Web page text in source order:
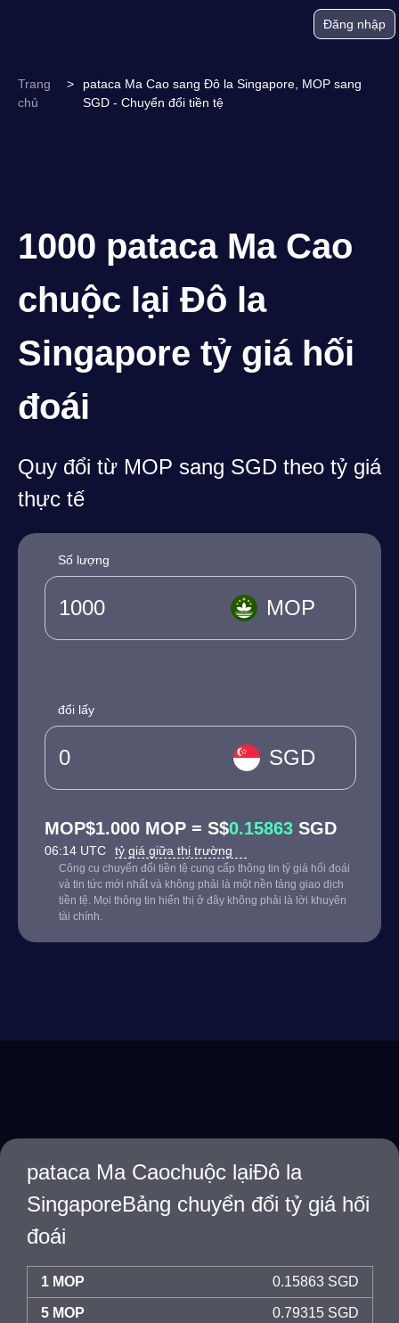
Đăng nhập
Trang
chủ
>
pataca Ma Cao sang Đô la Singapore, MOP sang
SGD - Chuyển đổi tiền tệ
1000 pataca Ma Cao
chuộc lại Đô la
Singapore tỷ giá hối
đoái
Quy đổi từ MOP sang SGD theo tỷ giá
thực tế
Số lượng
MOP
đổi lấy
SGD
MOP$1.000 MOP = S$0.15863 SGD
06:14 UTC tỷ giá giữa thị trường
Công cụ chuyển đổi tiền tệ cung cấp thông tin tỷ giá hối đoái
và tin tức mới nhất và không phải là một nền tảng giao dịch
tiền tệ. Mọi thông tin hiển thị ở đây không phải là lời khuyên
tài chính.
pataca Ma Caochuộc lạiĐô la
SingaporeBảng chuyển đổi tỷ giá hối
đoái
1 MOP 0.15863 SGD
5 MOP 0.79315 SGD